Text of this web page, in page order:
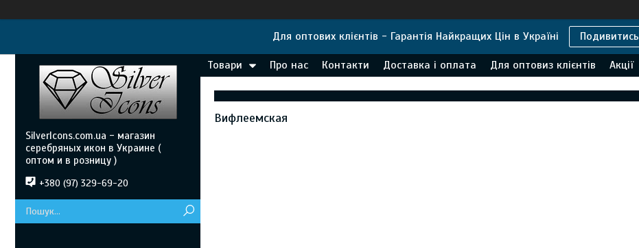
Для оптових клієнтів - Гарантія Найкращих Цін в Україні Подивитись
Товари Про нас Контакти Доставка і оплата Для оптовиз клієнтів Акції
Вифлеемская
SilverIcons.com.ua - магазин
серебряных икон в Украине (
оптом и в розницу )
+380 (97) 329-69-20